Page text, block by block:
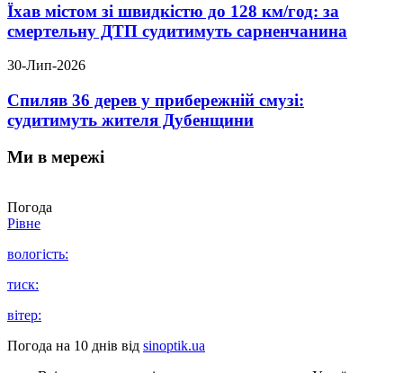
Їхав містом зі швидкістю до 128 км/год: за
смертельну ДТП судитимуть сарненчанина
30-Лип-2026
Спиляв 36 дерев у прибережній смузі:
судитимуть жителя Дубенщини
Ми в мережі
Погода
Рівне
вологість:
тиск:
вітер:
Погода на 10 днів від sinoptik.ua